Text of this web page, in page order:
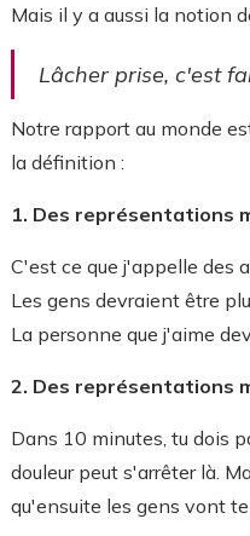
Mais il y a aussi la notion
Lâcher prise, c'est
Notre rapport au monde
la définition :
1. Des représentations
C'est ce que j'appelle des
Les gens devraient être
La personne que j'aime
2. Des représentations
Dans 10 minutes, tu dois
douleur peut s'arrêter là.
qu'ensuite les gens vont te